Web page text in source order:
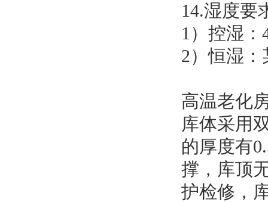
14.湿度要
1）控湿
2）恒湿
高温老化
库体采用
的厚度有
撑，库顶
护检修，